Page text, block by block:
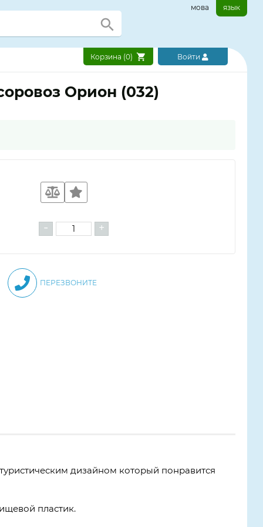
мова язык
Корзина (0) Войти
Орион (032)
- +
ПЕРЕЗВОНИТЕ
дизайном который понравится
пластик.